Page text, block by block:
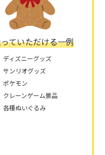
ていただける一例
ディズニーグッズ
サンリオグッズ
ポケモン
クレーンゲーム景品
各種ぬいぐるみ